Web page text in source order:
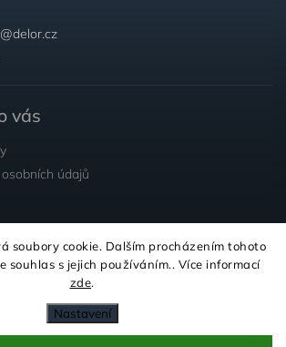
soubory cookie. Dalším procházením tohoto
souhlas s jejich používáním.. Více informací
zde.
Nastavení
vás
údajů